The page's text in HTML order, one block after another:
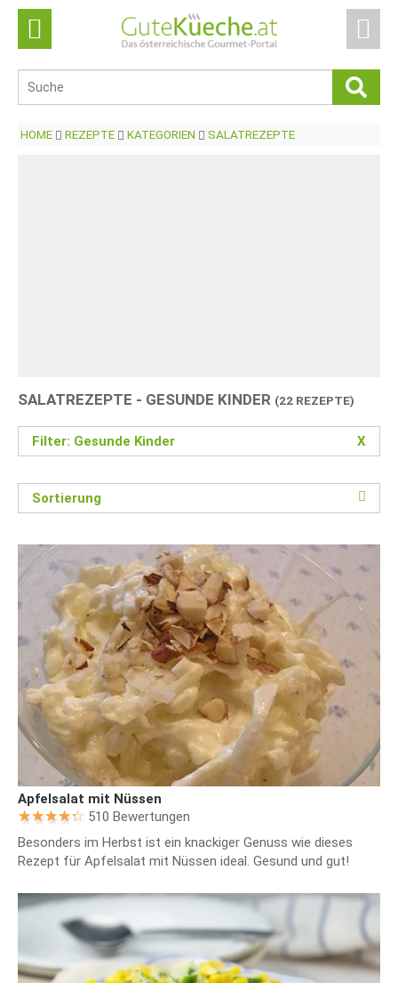
HOME REZEPTE KATEGORIEN SALATREZEPTE
SALATREZEPTE - GESUNDE KINDER (22 REZEPTE)
Filter: Gesunde Kinder X
Sortierung
Apfelsalat mit Nüssen
510 Bewertungen
Besonders im Herbst ist ein knackiger Genuss wie dieses
Rezept für Apfelsalat mit Nüssen ideal. Gesund und gut!